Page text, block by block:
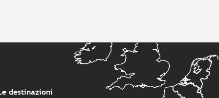
destinazioni